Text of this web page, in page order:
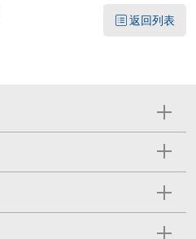
返回列表